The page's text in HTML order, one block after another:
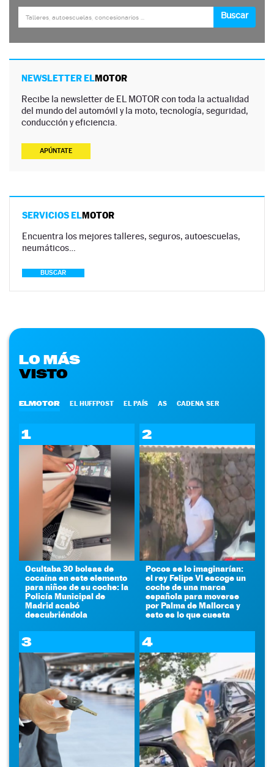
NEWSLETTER ELMOTOR
Recibe la newsletter de EL MOTOR con toda la actualidad
del mundo del automóvil y la moto, tecnología, seguridad,
conducción y eficiencia.
APÚNTATE
SERVICIOS ELMOTOR
Encuentra los mejores talleres, seguros, autoescuelas,
neumáticos…
BUSCAR
LO MÁS
VISTO
ELMOTOR EL HUFFPOST EL PAÍS AS CADENA SER
1
Ocultaba 30 bolsas de
cocaína en este elemento
para niños de su coche: la
Policía Municipal de
Madrid acabó
descubriéndola
2
Pocos se lo imaginarían:
el rey Felipe VI escoge un
coche de una marca
española para moverse
por Palma de Mallorca y
esto es lo que cuesta
3 4